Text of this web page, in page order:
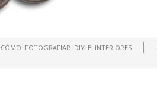
CÓMO FOTOGRAFIAR DIY E INTERIORES